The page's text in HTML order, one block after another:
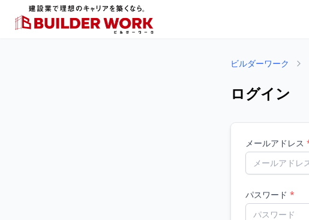
ビルダーワーク
ログイン
メールアドレス
パスワード *